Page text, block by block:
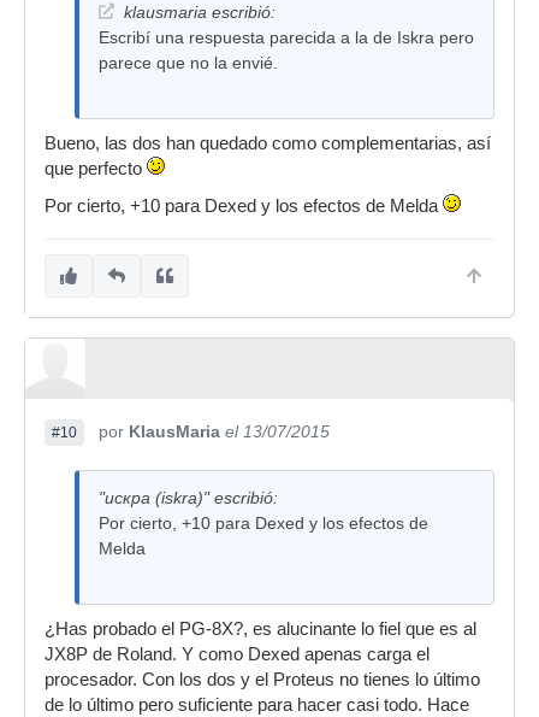
klausmaria escribió:
Escribí una respuesta parecida a la de Iskra pero
parece que no la envié.
Bueno, las dos han quedado como complementarias, así
que perfecto
Por cierto, +10 para Dexed y los efectos de Melda
#10 por KlausMaria el 13/07/2015
"искра (iskra)" escribió:
Por cierto, +10 para Dexed y los efectos de
Melda
¿Has probado el PG-8X?, es alucinante lo fiel que es al
JX8P de Roland. Y como Dexed apenas carga el
procesador. Con los dos y el Proteus no tienes lo último
de lo último pero suficiente para hacer casi todo. Hace